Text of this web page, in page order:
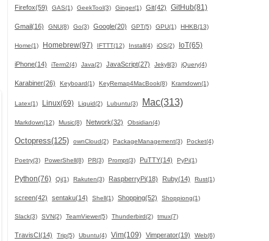
Firefox(59) GAS(1) GeekTool(3) Ginger(1) Git(42) GitHub(81)
Gmail(16) GNU(8) Go(3) Google(20) GPT(5) GPU(1) HHKB(13)
Home(1) Homebrew(97) IFTTT(12) Install(4) iOS(2) IoT(65)
iPhone(14) iTerm2(4) Java(2) JavaScript(27) Jekyll(3) jQuery(4)
Karabiner(26) Keyboard(1) KeyRemap4MacBook(8) Kramdown(1)
Latex(1) Linux(69) Liquid(2) Lubuntu(3) Mac(313)
Markdown(12) Music(8) Network(32) Obsidian(4)
Octopress(125) ownCloud(2) PackageManagement(3) Pocket(4)
Poetry(3) PowerShell(8) PR(3) Prompt(3) PuTTY(14) PyPi(1)
Python(76) Qi(1) Rakuten(3) RaspberryPi(18) Ruby(14) Rust(1)
screen(42) sentaku(14) Shell(1) Shopping(52) Shoppiong(1)
Slack(3) SVN(2) TeamViewer(5) Thunderbird(2) tmux(7)
TravisCI(14) Trip(5) Ubuntu(4) Vim(109) Vimperator(19) Web(6)